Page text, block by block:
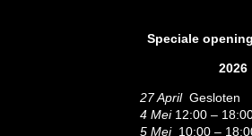
Speciale
2026
27 AprilGesloten
4 Mei12:00 –
5 Mei10:00 –